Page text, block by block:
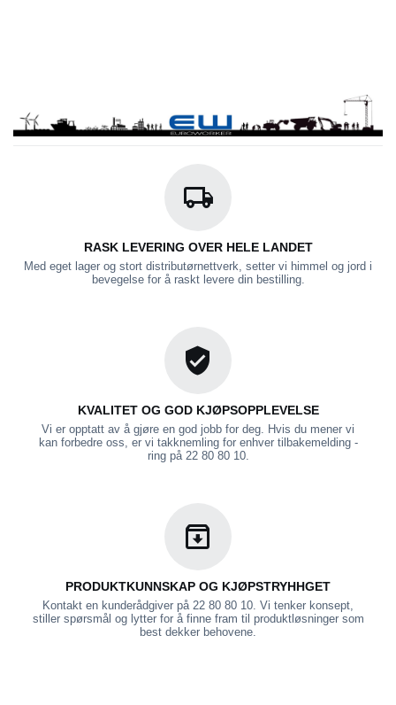
RASK LEVERING OVER HELE LANDET
Med eget lager og stort distributørnettverk, setter vi himmel og jord i
bevegelse for å raskt levere din bestilling.
KVALITET OG GOD KJØPSOPPLEVELSE
Vi er opptatt av å gjøre en god jobb for deg. Hvis du mener vi
kan forbedre oss, er vi takknemling for enhver tilbakemelding -
ring på 22 80 80 10.
PRODUKTKUNNSKAP OG KJØPSTRYHHGET
Kontakt en kunderådgiver på 22 80 80 10. Vi tenker konsept,
stiller spørsmål og lytter for å finne fram til produktløsninger som
best dekker behovene.